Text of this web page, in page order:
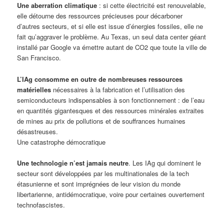
Une aberration climatique : si cette électricité est renouvelable,
elle détourne des ressources précieuses pour décarboner
d’autres secteurs, et si elle est issue d’énergies fossiles, elle ne
fait qu’aggraver le problème. Au Texas, un seul data center géant
installé par Google va émettre autant de CO2 que toute la ville de
San Francisco.
L’IAg consomme en outre de nombreuses ressources
matérielles nécessaires à la fabrication et l’utilisation des
semiconducteurs indispensables à son fonctionnement : de l’eau
en quantités gigantesques et des ressources minérales extraites
de mines au prix de pollutions et de souffrances humaines
désastreuses.
Une catastrophe démocratique
Une technologie n’est jamais neutre. Les IAg qui dominent le
secteur sont développées par les multinationales de la tech
étasunienne et sont imprégnées de leur vision du monde
libertarienne, antidémocratique, voire pour certaines ouvertement
technofascistes.